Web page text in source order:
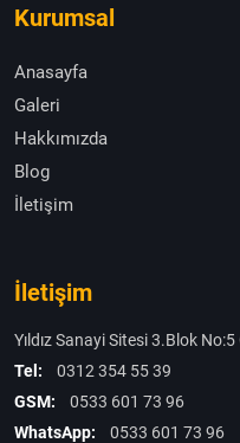
Kurumsal
Anasayfa
Galeri
Hakkımızda
Blog
İletişim
İletişim
Yıldız Sanayi Sitesi 3.Blok
Tel:
0312 354 55 39
GSM:
0533 601 73 96
WhatsApp:
0533 601 73 96